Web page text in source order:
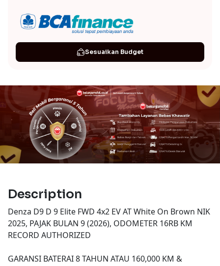
Sesuaikan Budget
Description
Denza D9 D 9 Elite FWD 4x2 EV AT White On Brown NIK
2025, PAJAK BULAN 9 (2026), ODOMETER 16RB KM
RECORD AUTHORIZED
GARANSI BATERAI 8 TAHUN ATAU 160,000 KM &